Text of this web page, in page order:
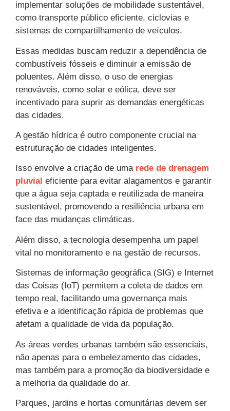
implementar soluções de mobilidade sustentável,
como transporte público eficiente, ciclovias e
sistemas de compartilhamento de veículos.
Essas medidas buscam reduzir a dependência de
combustíveis fósseis e diminuir a emissão de
poluentes. Além disso, o uso de energias
renováveis, como solar e eólica, deve ser
incentivado para suprir as demandas energéticas
das cidades.
A gestão hídrica é outro componente crucial na
estruturação de cidades inteligentes.
Isso envolve a criação de uma rede de drenagem
pluvial eficiente para evitar alagamentos e garantir
que a água seja captada e reutilizada de maneira
sustentável, promovendo a resiliência urbana em
face das mudanças climáticas.
Além disso, a tecnologia desempenha um papel
vital no monitoramento e na gestão de recursos.
Sistemas de informação geográfica (SIG) e Internet
das Coisas (IoT) permitem a coleta de dados em
tempo real, facilitando uma governança mais
efetiva e a identificação rápida de problemas que
afetam a qualidade de vida da população.
As áreas verdes urbanas também são essenciais,
não apenas para o embelezamento das cidades,
mas também para a promoção da biodiversidade e
a melhoria da qualidade do ar.
Parques, jardins e hortas comunitárias devem ser